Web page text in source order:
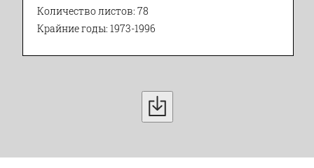
Количество листов: 78
Крайние годы: 1973-1996